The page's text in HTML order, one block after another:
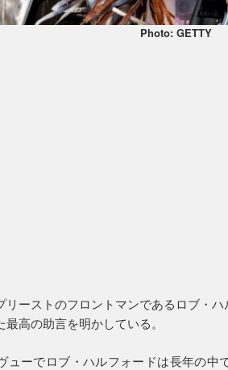
Photo: GETTY
リーストのフロントマンであるロブ・
最高の助言を明かしている。
ューでロブ・ハルフォードは長年の中